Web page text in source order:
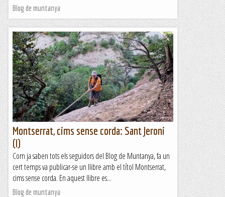
Blog de muntanya
Montserrat, cims sense corda: Sant Jeroni
(I)
Com ja saben tots els seguidors del Blog de Muntanya, fa un
cert temps va publicar-se un llibre amb el títol Montserrat,
cims sense corda. En aquest llibre es...
Blog de muntanya